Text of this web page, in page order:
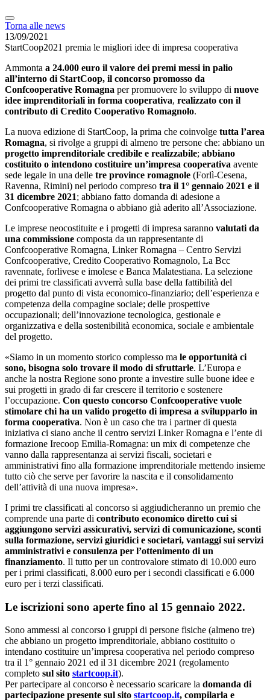
Torna alle news
13/09/2021
StartCoop2021 premia le migliori idee di impresa cooperativa
Ammonta a 24.000 euro il valore dei premi messi in palio
all’interno di StartCoop, il concorso promosso da
Confcooperative Romagna per promuovere lo sviluppo di nuove
idee imprenditoriali in forma cooperativa, realizzato con il
contributo di Credito Cooperativo Romagnolo.
La nuova edizione di StartCoop, la prima che coinvolge tutta l’area
Romagna, si rivolge a gruppi di almeno tre persone che: abbiano un
progetto imprenditoriale credibile e realizzabile; abbiano
costituito o intendono costituire un’impresa cooperativa avente
sede legale in una delle tre province romagnole (Forlì-Cesena,
Ravenna, Rimini) nel periodo compreso tra il 1° gennaio 2021 e il
31 dicembre 2021; abbiano fatto domanda di adesione a
Confcooperative Romagna o abbiano già aderito all’Associazione.
Le imprese neocostituite e i progetti di impresa saranno valutati da
una commissione composta da un rappresentante di
Confcooperative Romagna, Linker Romagna – Centro Servizi
Confcooperative, Credito Cooperativo Romagnolo, La Bcc
ravennate, forlivese e imolese e Banca Malatestiana. La selezione
dei primi tre classificati avverrà sulla base della fattibilità del
progetto dal punto di vista economico-finanziario; dell’esperienza e
competenza della compagine sociale; delle prospettive
occupazionali; dell’innovazione tecnologica, gestionale e
organizzativa e della sostenibilità economica, sociale e ambientale
del progetto.
«Siamo in un momento storico complesso ma le opportunità ci
sono, bisogna solo trovare il modo di sfruttarle. L’Europa e
anche la nostra Regione sono pronte a investire sulle buone idee e
sui progetti in grado di far crescere il territorio e sostenere
l’occupazione. Con questo concorso Confcooperative vuole
stimolare chi ha un valido progetto di impresa a svilupparlo in
forma cooperativa. Non è un caso che tra i partner di questa
iniziativa ci siano anche il centro servizi Linker Romagna e l’ente di
formazione Irecoop Emilia-Romagna: un mix di competenze che
vanno dalla rappresentanza ai servizi fiscali, societari e
amministrativi fino alla formazione imprenditoriale mettendo insieme
tutto ciò che serve per favorire la nascita e il consolidamento
dell’attività di una nuova impresa».
I primi tre classificati al concorso si aggiudicheranno un premio che
comprende una parte di contributo economico diretto cui si
aggiungono servizi assicurativi, servizi di comunicazione, sconti
sulla formazione, servizi giuridici e societari, vantaggi sui servizi
amministrativi e consulenza per l’ottenimento di un
finanziamento. Il tutto per un controvalore stimato di 10.000 euro
per i primi classificati, 8.000 euro per i secondi classificati e 6.000
euro per i terzi classificati.
Le iscrizioni sono aperte fino al 15 gennaio 2022.
Sono ammessi al concorso i gruppi di persone fisiche (almeno tre)
che abbiano un progetto imprenditoriale, abbiano costituito o
intendano costituire un’impresa cooperativa nel periodo compreso
tra il 1° gennaio 2021 ed il 31 dicembre 2021 (regolamento
completo sul sito startcoop.it).
Per partecipare al concorso è necessario scaricare la domanda di
partecipazione presente sul sito startcoop.it, compilarla e